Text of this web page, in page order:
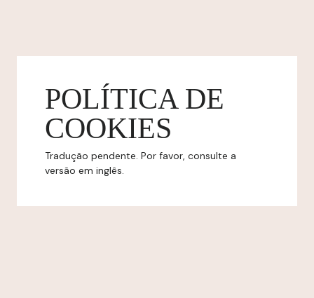
POLÍTICA DE
COOKIES
Tradução pendente. Por favor, consulte a
versão em inglês.